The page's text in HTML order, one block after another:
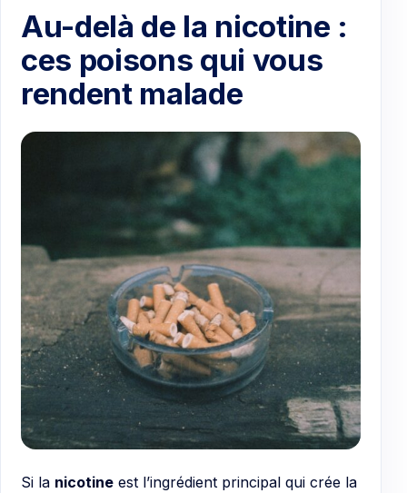
Au-delà de la nicotine :
ces poisons qui vous
rendent malade
Si la nicotine est l’ingrédient principal qui crée la